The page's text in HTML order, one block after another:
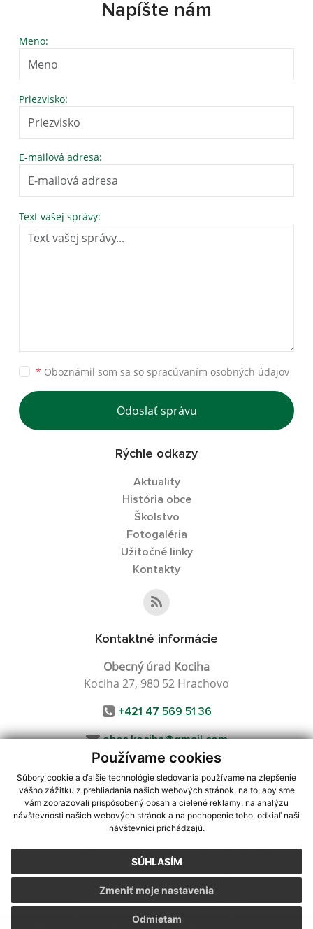
Používame cookies
Súbory cookie a ďalšie technológie sledovania používame na zlepšenie
vášho zážitku z prehliadania našich webových stránok, na to, aby sme
vám zobrazovali prispôsobený obsah a cielené reklamy, na analýzu
návštevnosti našich webových stránok a na pochopenie toho, odkiaľ naši
návštevníci prichádzajú.
SÚHLASÍM
Odmietam
Zmeniť moje nastavenia
Napíšte nám
Meno:
Priezvisko:
E-mailová adresa:
Text vašej správy:
* Oboznámil som sa so spracúvaním osobných údajov
Odoslať správu
Rýchle odkazy
Aktuality
História obce
Školstvo
Fotogaléria
Užitočné linky
Kontakty
Kontaktné informácie
Obecný úrad Kociha
Kociha 27, 980 52 Hrachovo
+421 47 569 51 36
obec.kociha@gmail.com
využite možnosť získavania aktuálnych informácií s využitím RSS
CMS systém (redakčný) systém ECHELON 2,Mapa stránok,web portál
webex.digital, s.r.o.,domény,registrácia domény
Posledná aktualizácia:28.07.2026
Vytlačiť stránku|Vyhlásenie o prístupnosti